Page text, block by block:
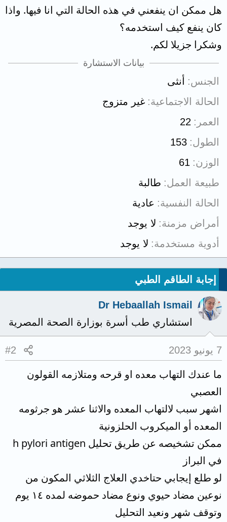
هل ممكن ان ينفعني في هذه الحالة التي انا فيها. واذا
كان ينفع كيف استخدمه؟
وشكرا جزيلا لكم.
بيانات الاستشارة
الجنس
أنثى
الحالة الاجتماعية غير متزوج
العمر
22
الطول 153
الوزن 61
طبيعة العمل طالبة
الحالة النفسية
عادية
أمراض مزمنة لا يوجد
أدوية مستخدمة لا يوجد
إجابة الطاقم الطبي
Dr Hebaallah Ismail
استشاري طب أسرة بوزارة الصحة المصرية
7 يونيو 2023 #2
ما عندك التهاب معده او قرحه ومتلازمه القولون
العصبي
اشهر سبب لالتهاب المعده والاثنا عشر هو جرثومه
المعده أو الميكروب الحلزونية
ممكن تشخيصه عن طريق تحليل h pylori antigen
في البراز
لو طلع إيجابي حتاخدي العلاج الثلاثي المكون من
نوعين مضاد حيوي ونوع مضاد حموضه لمده ١٤ يوم
وتوقف شهر ونعيد التحليل